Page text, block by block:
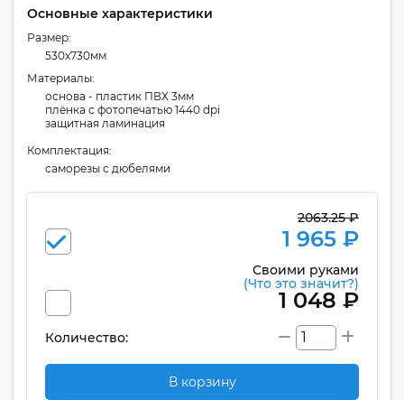
Основные характеристики
Размер:
530x730мм
Материалы:
основа - пластик ПВХ 3мм
плёнка с фотопечатью 1440 dpi
защитная ламинация
Комплектация:
cаморезы с дюбелями
2063.25 ₽
1 965 ₽
Своими руками
(Что это значит?)
1 048 ₽
Количество:
В корзину